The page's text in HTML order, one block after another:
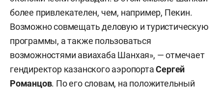
более привлекателен, чем, например, Пекин.
Возможно совмещать деловую и туристическую
программы, а также пользоваться
возможностями авиахаба Шанхая», — отмечает
гендиректор казанского аэропортаСергей
Романцов. По его словам, на положительный